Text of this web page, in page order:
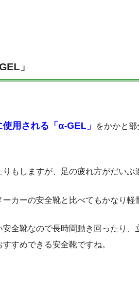
」
用される「α-GEL」
をかかと
もしますが、足の疲れ方がだいぶ
カーの安全靴と比べてもかなり軽
全靴なので長時間動き回ったり、
すめできる安全靴ですね。